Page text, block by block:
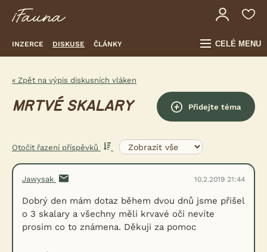
INZERCE DISKUSE ČLÁNKY CELÉ MENU
« Zpět na výpis diskusních vláken
MRTVÉ SKALARY Přidejte téma
Otočit řazení příspěvků
Jawysak 10.2.2019 21:44
Dobrý den mám dotaz během dvou dnů jsme přišel
o 3 skalary a všechny měli krvavé oči nevíte
prosim co to známena. Děkuji za pomoc